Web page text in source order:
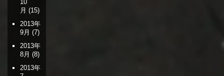
10
月 (15)
2013年
9月 (7)
2013年
8月 (8)
2013年